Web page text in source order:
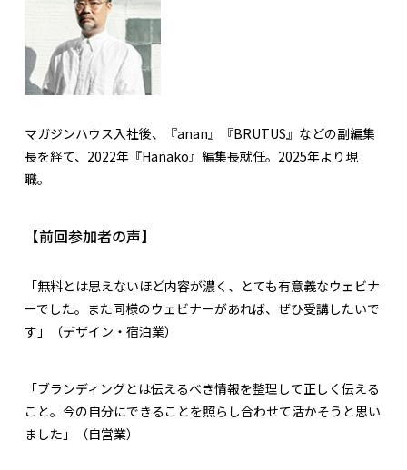
マガジンハウス入社後、『anan』『BRUTUS』などの副編集
長を経て、2022年『Hanako』編集長就任。2025年より現
職。
【前回参加者の声】
「無料とは思えないほど内容が濃く、とても有意義なウェビナ
ーでした。また同様のウェビナーがあれば、ぜひ受講したいで
す」（デザイン・宿泊業）
「ブランディングとは伝えるべき情報を整理して正しく伝える
こと。今の自分にできることを照らし合わせて活かそうと思い
ました」（自営業）